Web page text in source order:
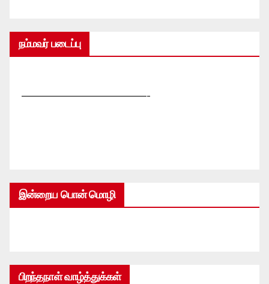
நம்மவர் படைப்பு
—————————————-
இன்றைய பொன் மொழி
பிறந்தநாள் வாழ்த்துக்கள்